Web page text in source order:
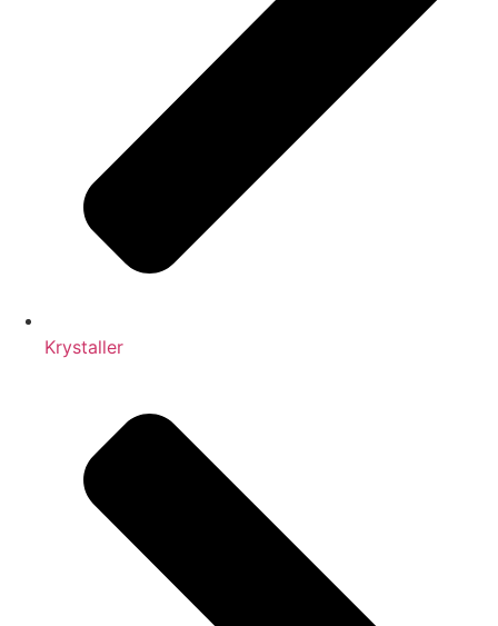
Krystaller